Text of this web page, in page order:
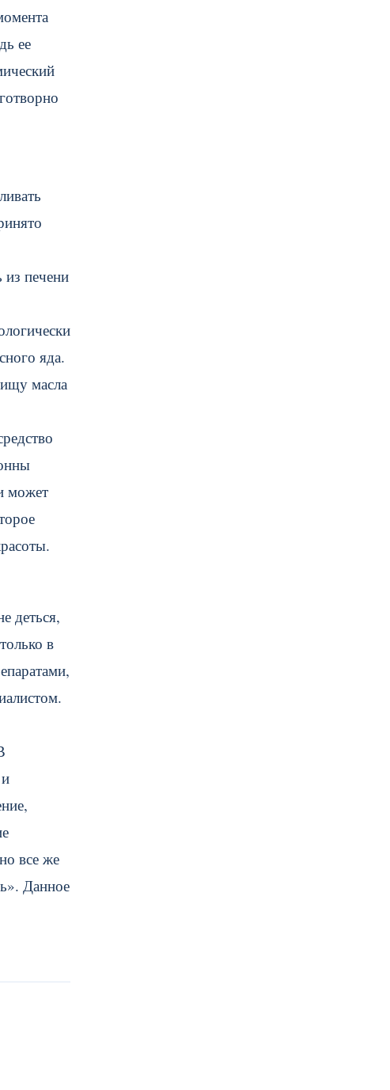
ее
из печени
яда.
масла
может
деться,
в
все же
Данное